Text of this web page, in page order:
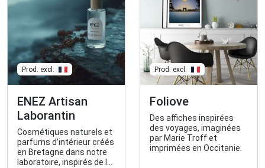
Prod. excl.
ENEZ Artisan
Laborantin
Cosmétiques naturels et
parfums d’intérieur créés
en Bretagne dans notre
laboratoire, inspirés de la
Prod. excl.
Foliove
Des affiches inspirées
des voyages, imaginées
par Marie Troff et
imprimées en Occitanie.